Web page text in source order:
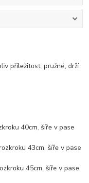
příležitost, pružné, drží
40cm, šíře v pase
43cm, šíře v pase
45cm, šíře v pase